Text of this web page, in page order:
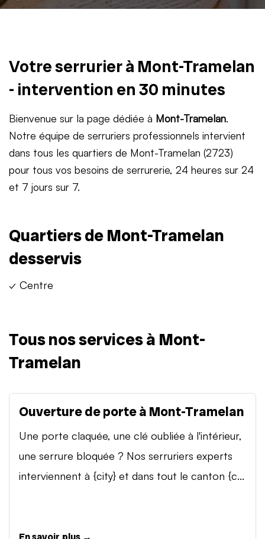
Votre serrurier à Mont-Tramelan
- intervention en 30 minutes
Bienvenue sur la page dédiée à Mont-Tramelan.
Notre équipe de serruriers professionnels intervient
dans tous les quartiers de Mont-Tramelan (2723)
pour tous vos besoins de serrurerie, 24 heures sur 24
et 7 jours sur 7.
Quartiers de Mont-Tramelan
desservis
✓ Centre
Tous nos services à Mont-
Tramelan
Ouverture de porte à Mont-Tramelan
Une porte claquée, une clé oubliée à l'intérieur,
une serrure bloquée ? Nos serruriers experts
interviennent à {city} et dans tout le canton {c...